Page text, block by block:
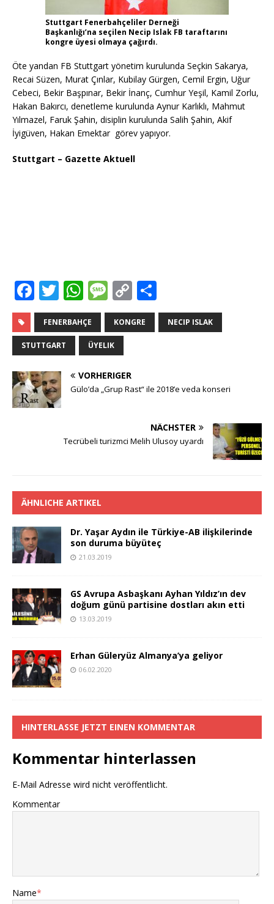
Stuttgart Fenerbahçeliler Derneği
Başkanlığı’na seçilen Necip Islak FB taraftarını
kongre üyesi olmaya çağırdı.
Öte yandan FB Stuttgart yönetim kurulunda Seçkin Sakarya,
Recai Süzen, Murat Çınlar, Kubilay Gürgen, Cemil Ergin, Uğur
Cebeci, Bekir Başpınar, Bekir İnanç, Cumhur Yeşil, Kamil Zorlu,
Hakan Bakırcı, denetleme kurulunda Aynur Karlıklı, Mahmut
Yılmazel, Faruk Şahin, disiplin kurulunda Salih Şahin, Akif
İyigüven, Hakan Emektar görev yapıyor.
Stuttgart – Gazette Aktuell
F
a
c
e
b
o
o
T
w
it
te
r
W
h
at
s
A
p
M
e
ss
a
g
e
C
o
p
n
ei
le
FENERBAHÇE KONGRE NECIP ISLAK
STUTTGART ÜYELIK
VORHERIGER
Gülo’da „Grup Rast“ ile 2018’e veda konseri
NÄCHSTER
Tecrübeli turizmci Melih Ulusoy uyardı
ÄHNLICHE ARTIKEL
Dr. Yaşar Aydın ile Türkiye-AB ilişkilerinde
son duruma büyüteç
21.03.2019
GS Avrupa Asbaşkanı Ayhan Yıldız’ın dev
doğum günü partisine dostları akın etti
13.03.2019
Erhan Güleryüz Almanya’ya geliyor
06.02.2020
HINTERLASSE JETZT EINEN KOMMENTAR
Kommentar hinterlassen
E-Mail Adresse wird nicht veröffentlicht.
Kommentar
Name*